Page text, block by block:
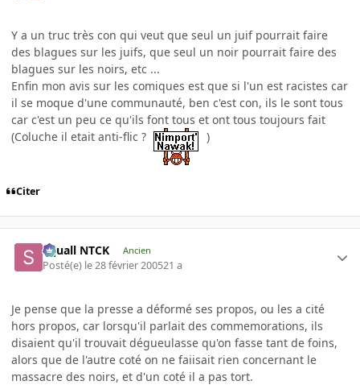
Y a un truc très con qui veut que seul un juif pourrait faire
des blagues sur les juifs, que seul un noir pourrait faire des
blagues sur les noirs, etc ...
Enfin mon avis sur les comiques est que si l'un est racistes car
il se moque d'une communauté, ben c'est con, ils le sont tous
car c'est un peu ce qu'ils font tous et ont tous toujours fait
(Coluche il etait anti-flic ?
)
Citer
Squall NTCK Ancien
Posté(e) le 28 février 200521 a
Je pense que la presse a déformé ses propos, ou les a cité
hors propos, car lorsqu'il parlait des commemorations, ils
disaient qu'il trouvait dégueulasse qu'on fasse tant de foins,
alors que de l'autre coté on ne faiisait rien concernant le
massacre des noirs, et d'un coté il a pas tort.